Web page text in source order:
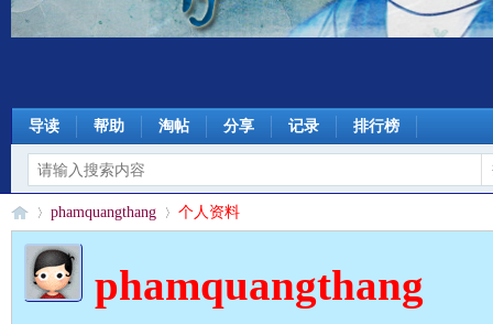
导读 帮助 淘帖 分享 记录 排行榜
›
phamquangthang 个人资料
phamquangthang